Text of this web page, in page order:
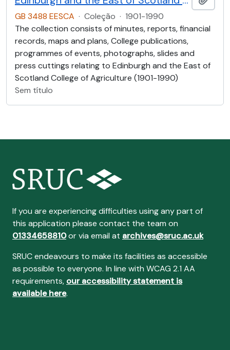
GB 3488 EESCA · Coleção · 1901-1990
The collection consists of minutes, reports, financial
records, maps and plans, College publications,
programmes of events, photographs, slides and
press cuttings relating to Edinburgh and the East of
Scotland College of Agriculture (1901-1990)
Sem título
If you are experiencing difficulties using any part of
this application please contact the team on
01334658810or via email at archives@sruc.ac.uk
SRUC endeavours to make its facilities as accessible
as possible to everyone. In line with WCAG 2.1 AA
requirements, our accessibility statement is
available here.